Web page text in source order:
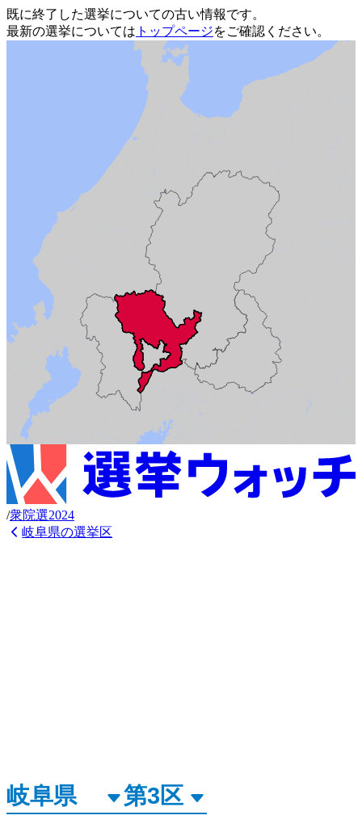
既に終了した選挙についての古い情報です。
最新の選挙については トップページをご確認ください。
/衆院選2024
岐阜県の選挙区